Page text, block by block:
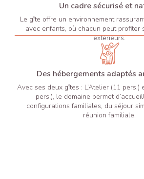
Un cadre sécurisé et
Le gîte offre un environnement
avec enfants, où chacun peut profiter
extérieurs.
Des hébergements adaptés
Avec ses deux gîtes : L’Atelier (11 pers.)
pers.), le domaine permet
configurations familiales, du séjour
réunion familiale.